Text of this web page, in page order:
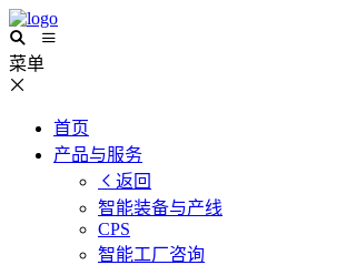
菜单
首页
产品与服务
返回
智能装备与产线
CPS
智能工厂咨询